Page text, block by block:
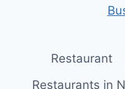
Restaurant
Restaurants in